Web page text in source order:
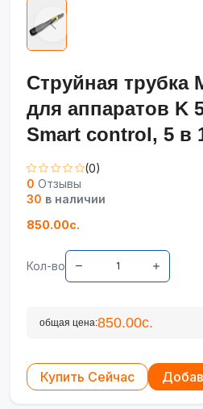
Струйная трубка
для аппаратов K
Smart control, 5 в
(0)
0 Отзывы
30 в наличии
850.00с.
Кол-во
общая цена:850.00с.
Купить Сейчас